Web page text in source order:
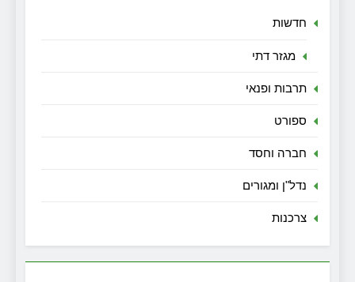
חדשות
מגזר דתי
תרבות ופנאי
ספורט
חברה וחסד
נדל"ן ומגורים
צרכנות